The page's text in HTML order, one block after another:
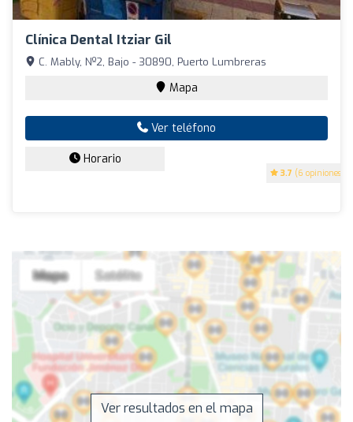
Clínica Dental Itziar Gil
3.7 (6 opiniones)
C. Mably, Nº2, Bajo - 30890, Puerto Lumbreras
Mapa
Ver teléfono
Horario
Ver resultados en el mapa